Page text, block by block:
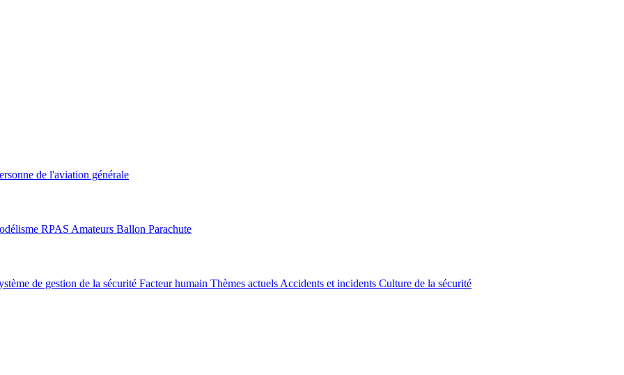
de l'aviation générale
RPAS Amateurs Ballon Parachute
de gestion de la sécurité Facteur humain Thèmes actuels Accidents et incidents Culture de la sécurité